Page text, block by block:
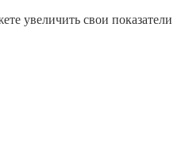
увеличить свои показатели